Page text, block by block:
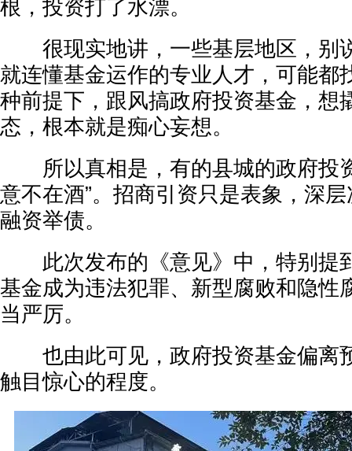
根，投资打了水漂。
很现实地讲，一些基层地区，别
就连懂基金运作的专业人才，可能都
种前提下，跟风搞政府投资基金，想
态，根本就是痴心妄想。
所以真相是，有的县城的政府投
意不在酒”。招商引资只是表象，深
融资举债。
此次发布的《意见》中，特别提
基金成为违法犯罪、新型腐败和隐性
当严厉。
也由此可见，政府投资基金偏离
触目惊心的程度。